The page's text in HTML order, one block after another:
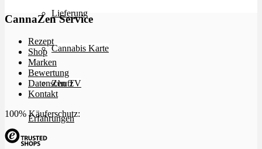
Lieferung
Cannabis Karte
Zen TV
Erfahrungen
CannaZen Service
Rezept
Shop
Marken
Bewertung
Datenschutz
Kontakt
100% Käuferschutz: